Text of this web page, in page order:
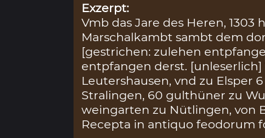
Exzerpt:
Vmb das Jare des Heren,
Marschalkambt sambt dem
[gestrichen: zulehen
entpfangen derst.
Leutershausen, vnd zu Elsper
Stralingen, 60 gulthüner zu
weingarten zu Nütlingen, von
Recepta in antiquo feodorum